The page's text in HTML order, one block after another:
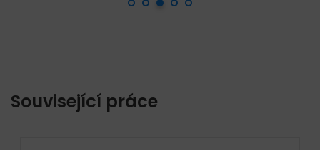
Související práce